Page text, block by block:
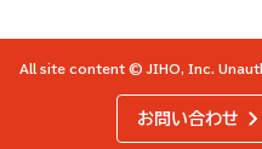
All site content © JIHO, Inc.
お問い合わせ